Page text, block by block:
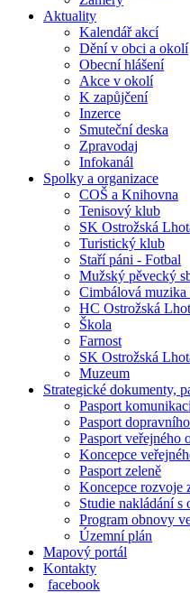
Aktuality
Kalendář akcí
Dění v obci a okolí
Obecní hlášení
Akce v okolí
K zapůjčení
Inzerce
Smuteční deska
Zpravodaj
Infokanál
Spolky a organizace
COŠ a Knihovna
Tenisový klub
SK Ostrožská
Turistický klub
Staří páni - Fotbal
Mužský pěvecký
Cimbálová muzika
HC Ostrožská
Škola
Farnost
SK Ostrožská
Muzeum
Strategické dokumenty,
Pasport
Pasport
Pasport veřejného
Koncepce
Pasport zeleně
Koncepce rozvoje
Studie nakládání s
Program obnovy
Územní plán
Mapový portál
Kontakty
facebook